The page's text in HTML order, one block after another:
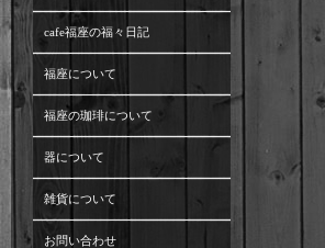
cafe福座の福々日記
福座について
福座の珈琲について
器について
雑貨について
お問い合わせ